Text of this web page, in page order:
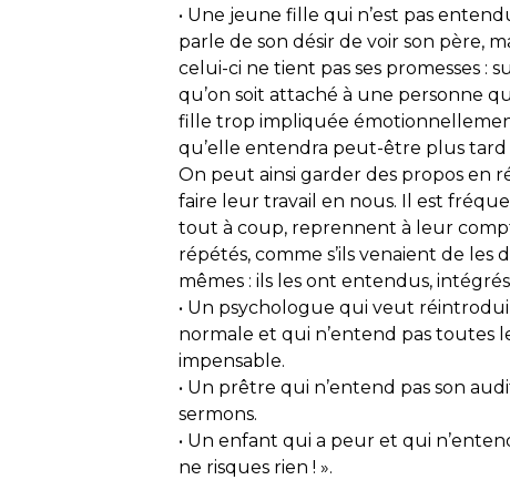
• Une jeune fille qui n’est pas
parle de son désir de voir son père,
celui-ci ne tient pas ses promesses :
qu’on soit attaché à une personne
fille trop impliquée
qu’elle entendra peut-être plus tard :
On peut ainsi garder des propos en
faire leur travail en nous. Il est
tout à coup, reprennent à leur
répétés, comme s’ils venaient de les
mêmes : ils les ont entendus,
• Un psychologue qui veut
normale et qui n’entend pas toutes
impensable.
• Un prêtre qui n’entend pas son
sermons.
• Un enfant qui a peur et qui
ne risques rien ! ».